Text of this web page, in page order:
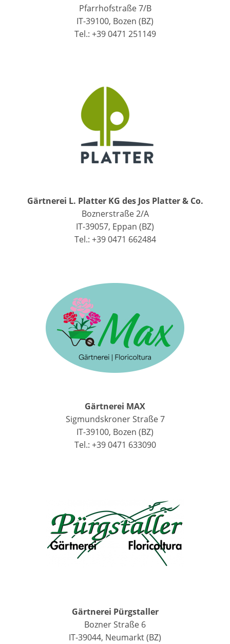
Pfarrhofstraße 7/B
IT-39100, Bozen (BZ)
Tel.: +39 0471 251149
Gärtnerei L. Platter KG des Jos Platter & Co.
Boznerstraße 2/A
IT-39057, Eppan (BZ)
Tel.: +39 0471 662484
Gärtnerei MAX
Sigmundskroner Straße 7
IT-39100, Bozen (BZ)
Tel.: +39 0471 633090
Gärtnerei Pürgstaller
Bozner Straße 6
IT-39044, Neumarkt (BZ)